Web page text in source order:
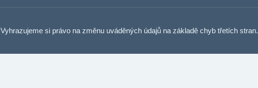
Vyhrazujeme si právo na změnu uváděných údajů na základě chyb třetích stran.